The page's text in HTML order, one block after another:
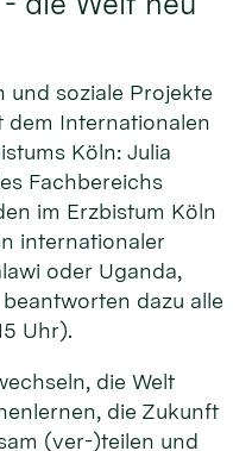
und soziale Projekte
dem Internationalen
Köln: Julia
Fachbereichs
im Erzbistum Köln
internationaler
oder Uganda,
dazu alle
Uhr).
die Welt
die Zukunft
(ver-)teilen und